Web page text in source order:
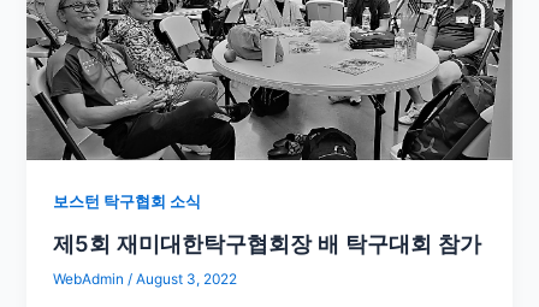
보스턴 탁구협회 소식
제5회 재미대한탁구협회장 배 탁구대회 참가
WebAdmin/August 3, 2022